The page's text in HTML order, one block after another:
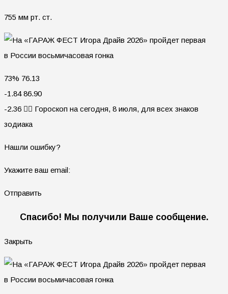
755 мм рт. ст.
73% 76.13
-1.84 86.90
-2.36 🧙‍♀ Гороскоп на сегодня, 8 июля, для всех знаков
зодиака
Нашли ошибку?
Укажите ваш email:
Отправить
Спасибо! Мы получили Ваше сообщение.
Закрыть